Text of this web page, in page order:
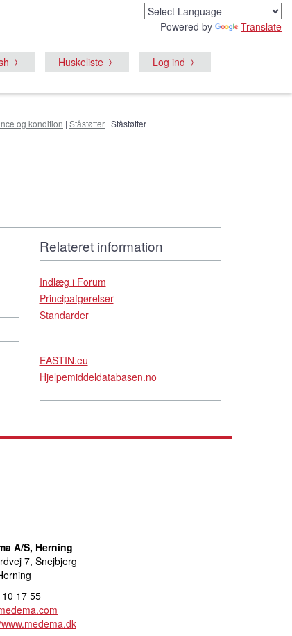
Powered by Translate
Huskeliste Log ind
og kondition | Ståstøtter | Ståstøtter
Relateret information
Indlæg i Forum
Principafgørelser
Standarder
EASTIN.eu
Hjelpemiddeldatabasen.no
A/S, Herning
7, Snejbjerg
17 55